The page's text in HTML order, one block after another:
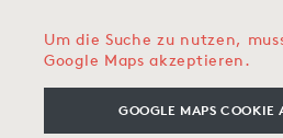
Um die Suche zu nutzen,
Google Maps akzeptieren.
GOOGLE MAPS COOKIE